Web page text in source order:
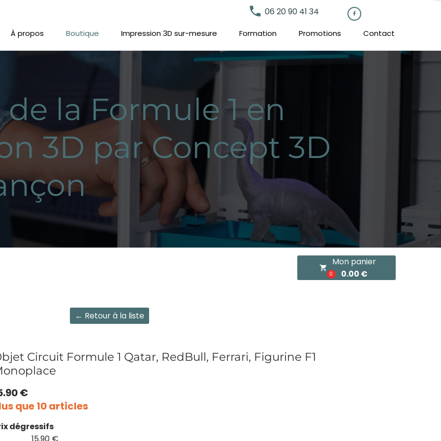
À propos Boutique Impression 3D sur-mesure Formation Promotions Contact
local_phone 06 20 90 41 34 
la Formule 1 en
3D par Concept 3D
local_grocery_store
0
Mon panier
0.00 €
← Retour à la liste
Circuit Formule 1 Qatar, RedBull, Ferrari, Figurine F1
€
que 10 articles
dégressifs